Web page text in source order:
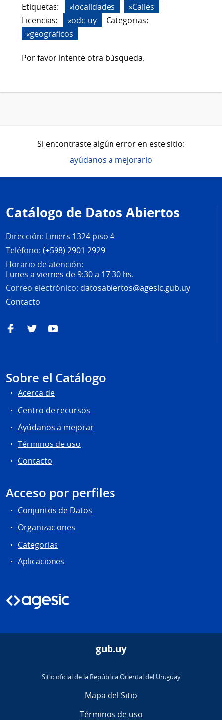
Etiquetas:
localidades
Calles
Licencias:
odc-uy
Categorias:
geograficos
Por favor intente otra búsqueda.
Si encontraste algún error en este sitio:
ayúdanos a mejorarlo
de
página
Catálogo de Datos Abiertos
Dirección: Liniers 1324 piso 4
Teléfono: (+598) 2901 2929
Horario de atención:
Lunes a viernes de 9:30 a 17:30 hs.
Correo electrónico: datosabiertos@agesic.gub.uy
Contacto
FacebookTwitterYouTube
Sobre el Catálogo
Acerca de
Centro de recursos
Ayúdanos a mejorar
Términos de uso
Contacto
Acceso por perfiles
Conjuntos de Datos
Organizaciones
Categorias
Aplicaciones
gub.uy
Sitio oficial de la República Oriental del Uruguay
Mapa del Sitio
Términos de uso